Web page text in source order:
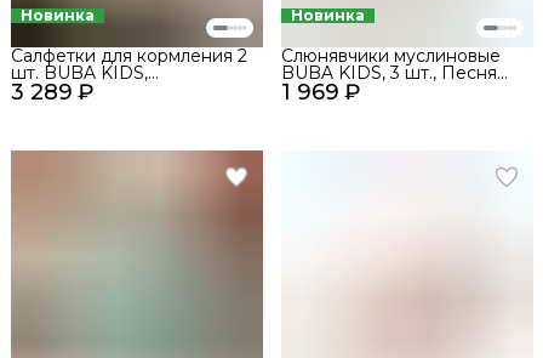
Новинка
3 289 ₽
Салфетки для кормления 2
шт. BUBA KIDS,
Кабардинские лошадки/
Новинка
1 969 ₽
Слюнявчики муслиновые
BUBA KIDS, 3 шт., Песня
Севера/Пудра/Миндаль